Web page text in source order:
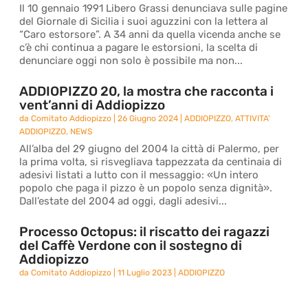
Il 10 gennaio 1991 Libero Grassi denunciava sulle pagine
del Giornale di Sicilia i suoi aguzzini con la lettera al
“Caro estorsore”. A 34 anni da quella vicenda anche se
c’è chi continua a pagare le estorsioni, la scelta di
denunciare oggi non solo è possibile ma non...
ADDIOPIZZO 20, la mostra che racconta i
vent’anni di Addiopizzo
daComitato Addiopizzo |26 Giugno 2024 |ADDIOPIZZO,ATTIVITA'
ADDIOPIZZO, NEWS
All’alba del 29 giugno del 2004 la città di Palermo, per
la prima volta, si risvegliava tappezzata da centinaia di
adesivi listati a lutto con il messaggio: «Un intero
popolo che paga il pizzo è un popolo senza dignità».
Dall’estate del 2004 ad oggi, dagli adesivi...
Processo Octopus: il riscatto dei ragazzi
del Caffè Verdone con il sostegno di
Addiopizzo
daComitato Addiopizzo |11 Luglio 2023 |ADDIOPIZZO